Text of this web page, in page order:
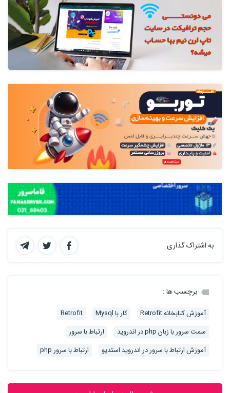
به اشتراک گذاری
برچسب ها :
آموزش کتابخانه Retrofit کار با Mysql
Retrofit
سمت سرور با زبان php در اندروید
ارتباط با سرور
آموزش ارتباط با سرور در اندروید استدیو
ارتباط با سرور php